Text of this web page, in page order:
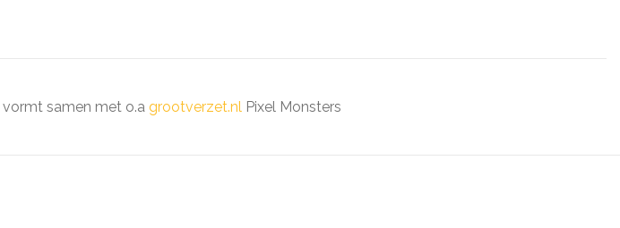
vormt samen met o.a grootverzet.nl Pixel Monsters